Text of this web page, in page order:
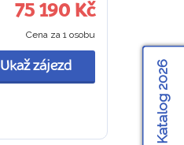
75 190 Kč
Cena za 1 osobu
Ukaž zájezd Katalog 2026